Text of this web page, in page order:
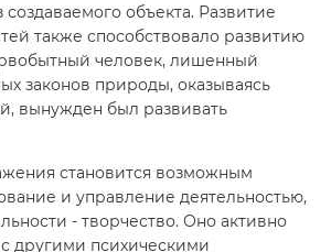
объекта. Развитие
также способствовало развитию
человек, лишенный
законов природы, оказываясь
вынужден был развивать
становится возможным
и управление деятельностью,
- творчество. Оно активно
другими психическими